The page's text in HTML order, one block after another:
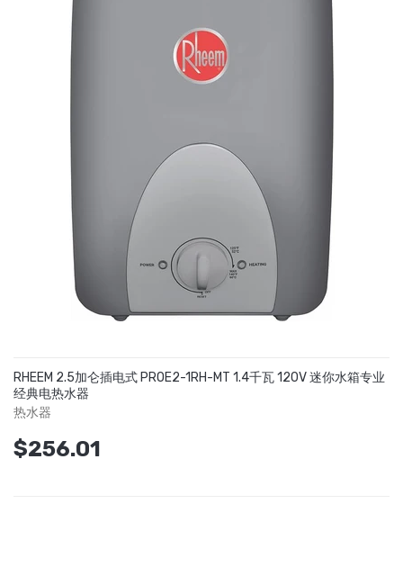
RHEEM 2.5加仑插电式 PROE2-1RH-MT 1.4千瓦 120V 迷你水箱专业
经典电热水器
热水器
$256.01